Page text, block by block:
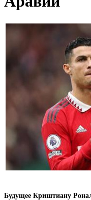
Будущее Криштиану